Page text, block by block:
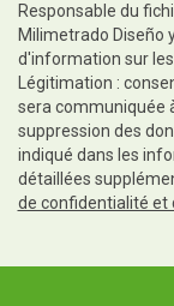
Responsable du
Milimetrado Diseño
d'information sur
Légitimation :
sera communiquée
suppression des
indiqué dans les
détaillées
de confidentialité et